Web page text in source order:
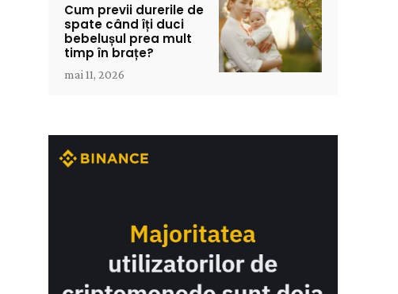
Cum previi durerile de
spate când îți duci
bebelușul prea mult
timp în brațe?
mai 11, 2026